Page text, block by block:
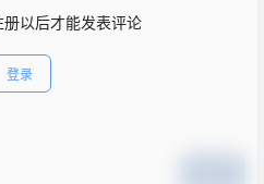
以后才能发表评论
登录